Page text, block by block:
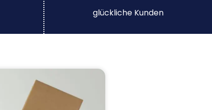
glückliche Kunden